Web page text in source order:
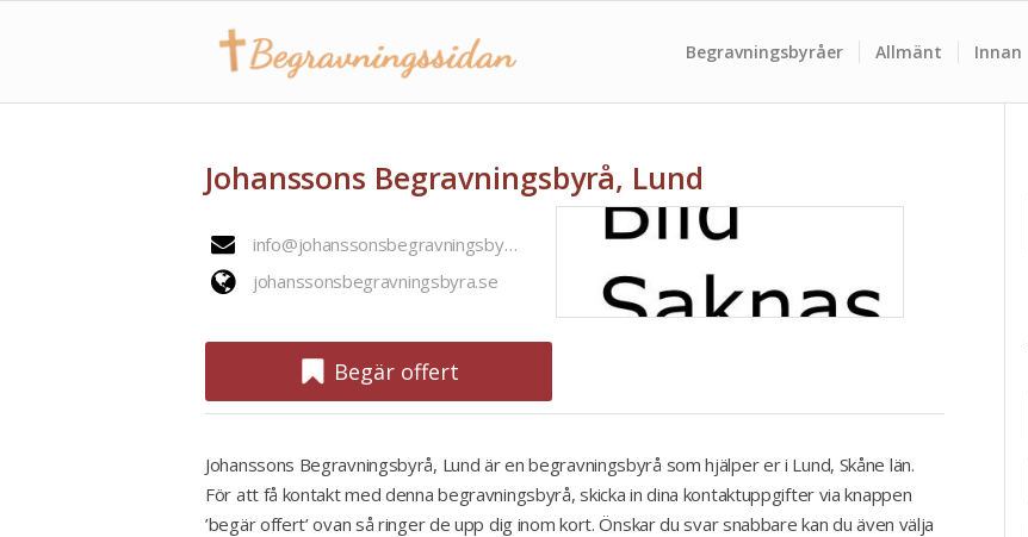
Begravningsbyråer Allmänt Innan
Johanssons Begravningsbyrå, Lund
info@johanssonsbegravningsbyra.se
johanssonsbegravningsbyra.se
Begär offert
Johanssons Begravningsbyrå, Lund är en begravningsbyrå som hjälper er i Lund, Skåne län.
För att få kontakt med denna begravningsbyrå, skicka in dina kontaktuppgifter via knappen
’begär offert’ ovan så ringer de upp dig inom kort. Önskar du svar snabbare kan du även välja